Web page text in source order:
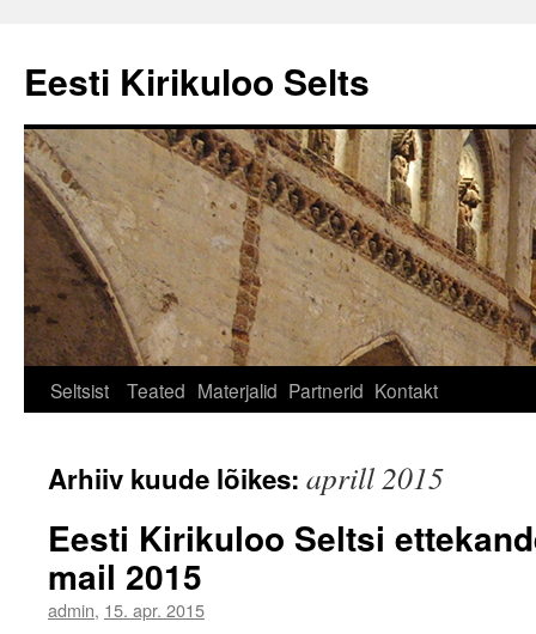
Eesti Kirikuloo Selts
Seltsist Teated Materjalid Partnerid Kontakt
Arhiiv kuude lõikes: aprill 2015
Eesti Kirikuloo Seltsi
mail 2015
admin, 15. apr. 2015